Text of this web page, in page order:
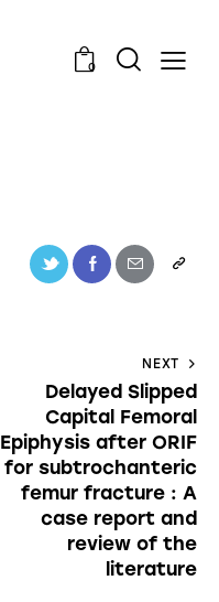
0
NEXT
Delayed Slipped
Capital Femoral
Epiphysis after ORIF
for subtrochanteric
femur fracture : A
case report and
review of the
literature